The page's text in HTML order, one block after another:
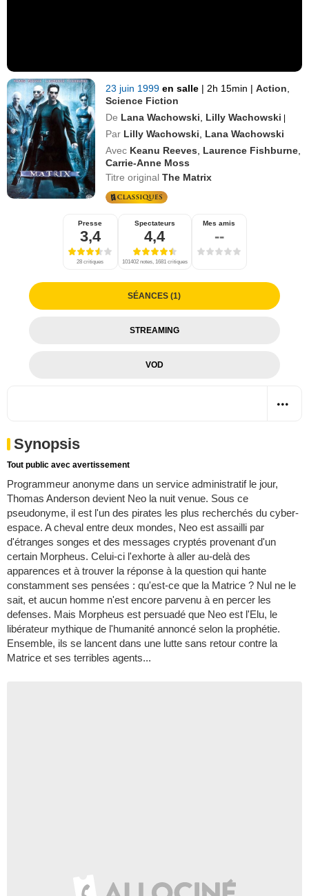
23 juin 1999en salle | 2h 15min | Action
Science Fiction
De Lana Wachowski Lilly Wachowski |
Par Lilly Wachowski
Lana Wachowski
Avec Keanu Reeves Laurence Fishburne
Carrie-Anne Moss
Titre originalThe Matrix
Presse
3,4
28 critiques
Spectateurs
4,4
101402 notes, 1681 critiques
Mes amis
--
SÉANCES (1)
STREAMING
VOD
Synopsis
Tout public avec avertissement
Programmeur anonyme dans un service administratif le jour,
Thomas Anderson devient Neo la nuit venue. Sous ce
pseudonyme, il est l'un des pirates les plus recherchés du cyber-
espace. A cheval entre deux mondes, Neo est assailli par
d'étranges songes et des messages cryptés provenant d'un
certain Morpheus. Celui-ci l'exhorte à aller au-delà des
apparences et à trouver la réponse à la question qui hante
constamment ses pensées : qu'est-ce que la Matrice ? Nul ne le
sait, et aucun homme n'est encore parvenu à en percer les
defenses. Mais Morpheus est persuadé que Neo est l'Elu, le
libérateur mythique de l'humanité annoncé selon la prophétie.
Ensemble, ils se lancent dans une lutte sans retour contre la
Matrice et ses terribles agents...